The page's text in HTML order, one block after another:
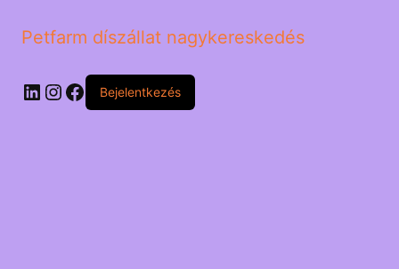
Petfarm díszállat nagykereskedés
LinkedIn
Instagram
Facebook
Bejelentkezés